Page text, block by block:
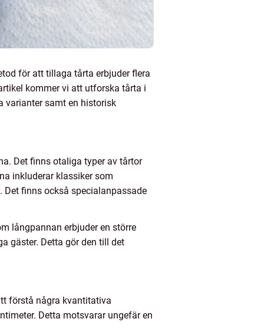
för att tillaga tårta erbjuder flera
kommer vi att utforska tårta i
varianter samt en historisk
Det finns otaliga typer av tårtor
inkluderar klassiker som
finns också specialanpassade
långpannan erbjuder en större
gäster. Detta gör den till det
förstå några kvantitativa
Detta motsvarar ungefär en